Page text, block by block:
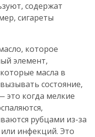
содержат
сигареты
которое
элемент,
масла в
состояние,
это когда мелкие
рубцами из-за
инфекций. Это